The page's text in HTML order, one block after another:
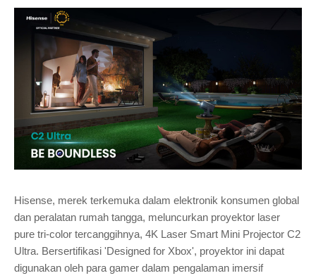
Hisense, merek terkemuka dalam elektronik konsumen global
dan peralatan rumah tangga, meluncurkan proyektor laser
pure tri-color tercanggihnya, 4K Laser Smart Mini Projector C2
Ultra. Bersertifikasi 'Designed for Xbox', proyektor ini dapat
digunakan oleh para gamer dalam pengalaman imersif